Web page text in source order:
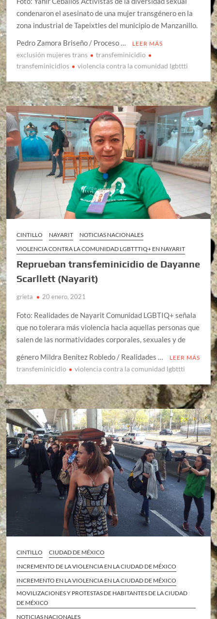
condenaron el asesinato de una mujer transgénero en la
zona industrial de Tapeixtles del municipio de Manzanillo.
Pedro Zamora Briseño / Proceso …
LEER MÁS
exclusión mujeres trans
transfeminicidio
transfeminicidios
violencia contra la comunidad lgbttti
CINTILLO NAYARIT
NOTICIAS NACIONALES
VIOLENCIA CONTRA LA COMUNIDAD LGBTTTIQ+ EN NAYARIT
Reprueban transfeminicidio de Dayanne
Scarllett (Nayarit)
grieta 20 enero, 2021
Foto: Realidades de Nayarit Comunidad LGBTIQ+ señala
que no tolerara más violencia hacia aquellas personas que
salen de las normatividades corporales, sexuales y de
género Mildra Benítez Robledo / Realidades …
LEER MÁS
transfeminicidio violencia contra la comunidad lgbttti
CINTILLO
CIUDAD DE MÉXICO
INCREMENTO DE LA VIOLENCIA EN LA CIUDAD DE MÉXICO
INCREMENTO EN LA VIOLENCIA EN LA CIUDAD DE MÉXICO
MOVILIZACIONES Y PROTESTAS DE HABITANTES DE LA CIUDAD
DE MÉXICO
NOTICIAS NACIONALES